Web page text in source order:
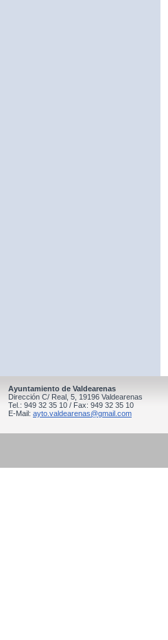
Ayuntamiento de Valdearenas
Dirección C/ Real, 5, 19196 Valdearenas
Tel.: 949 32 35 10 / Fax: 949 32 35 10
E-Mail: ayto.valdearenas@gmail.com